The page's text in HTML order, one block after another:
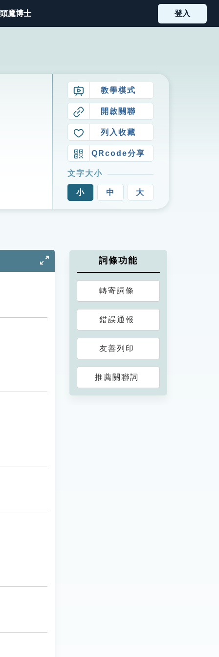
鷹博士 登入
教學模式
開啟關聯
列入收藏
QRcode分享
文字大小
小 中 大
詞條功能
轉寄詞條
錯誤通報
友善列印
推薦關聯詞